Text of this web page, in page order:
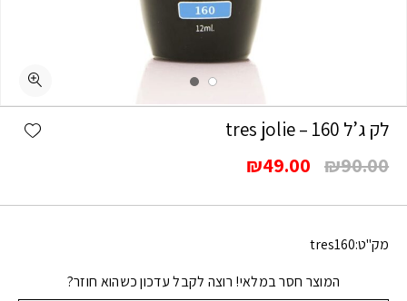
לק ג’ל 160 – tres jolie
₪90.00
המחיר
היה:
₪90.00.
₪49.00
המחיר
הוא:
מק"ט:tres160
המוצר חסר במלאי! רוצה לקבל עדכון כשהוא חוזר?